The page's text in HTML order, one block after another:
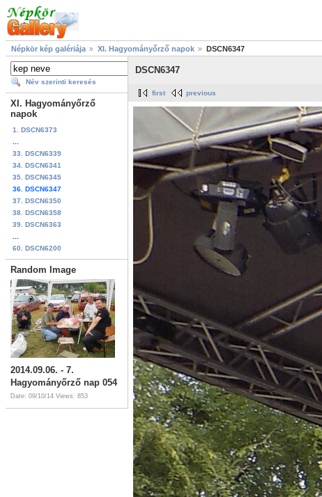
Népkör kép galériája XI. Hagyományőrző napok DSCN6347
Név szerinti keresés
XI. Hagyományőrző
napok
1. DSCN6373
33. DSCN6339
34. DSCN6341
35. DSCN6345
36. DSCN6347
37. DSCN6350
38. DSCN6358
39. DSCN6363
60. DSCN6200
Random Image
2014.09.06. - 7.
Hagyományőrző nap 054
Date: 09/10/14 Views: 853
DSCN6347
first previous